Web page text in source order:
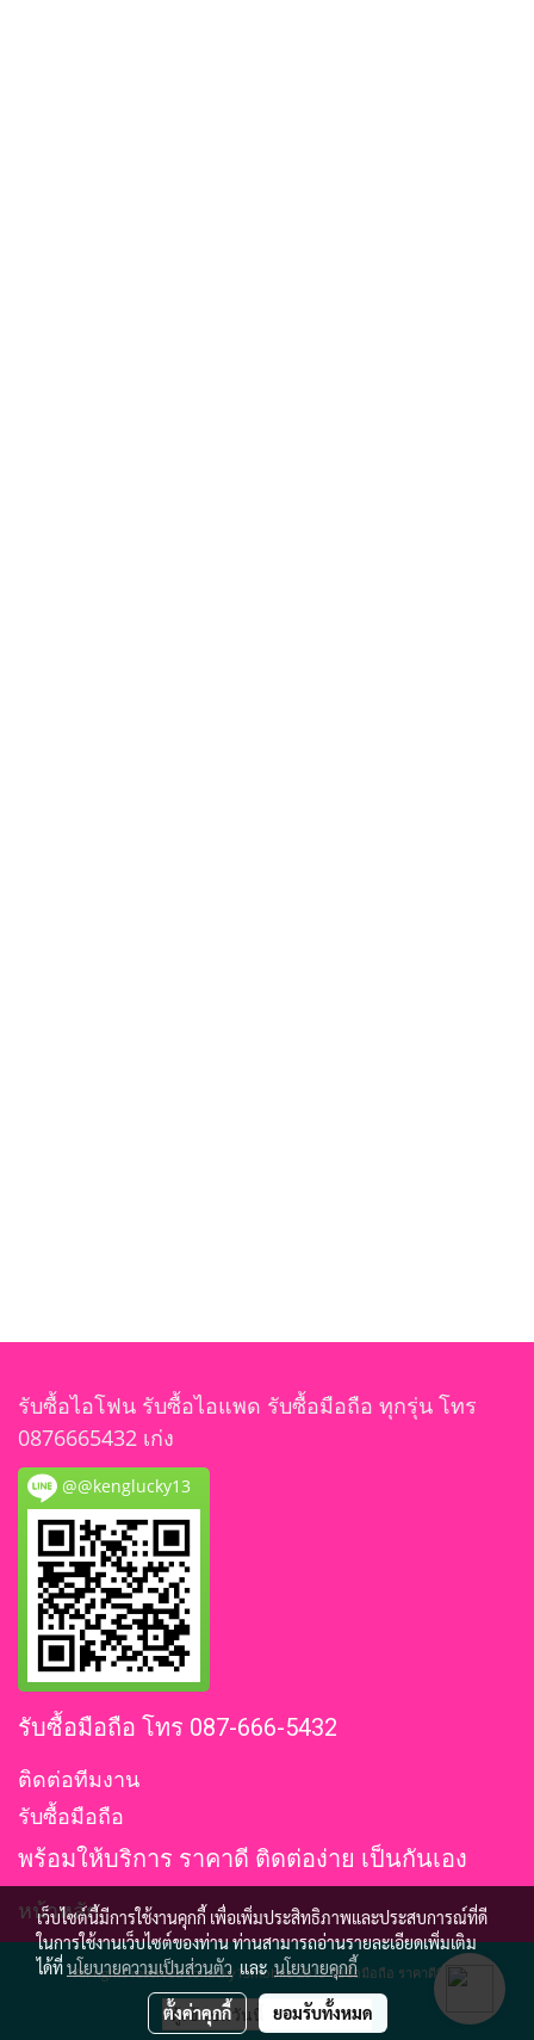
รับซื้อไอโฟน รับซื้อไอแพด รับซื้อมือถือ ทุกรุ่น โทร
0876665432 เก่ง
@@kenglucky13
รับซื้อมือถือ โทร 087-666-5432
ติดต่อทีมงาน
รับซื้อมือถือ
พร้อมให้บริการ ราคาดี ติดต่อง่าย เป็นกันเอง
หน้าหลัก
All rights reserved to lucky13mobile 2015 รับซื้อมือถือ ราคาดีที่สุด
ผู้เข้าชมวันนี้ 797
เว็บไซต์นี้มีการใช้งานคุกกี้ เพื่อเพิ่มประสิทธิภาพและประสบการณ์ที่ดี
ในการใช้งานเว็บไซต์ของท่าน ท่านสามารถอ่านรายละเอียดเพิ่มเติม
ได้ที่นโยบายความเป็นส่วนตัวและนโยบายคุกกี้
ตั้งค่าคุกกี้ ยอมรับทั้งหมด